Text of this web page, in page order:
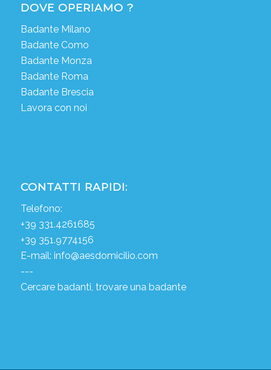
DOVE OPERIAMO ?
Badante Milano
Badante Como
Badante Monza
Badante Roma
Badante Brescia
Lavora con noi
CONTATTI RAPIDI:
Telefono:
+39 331.4261685
+39 351.9774156
E-mail: info@aesdomicilio.com
---
Cercare badanti, trovare una badante